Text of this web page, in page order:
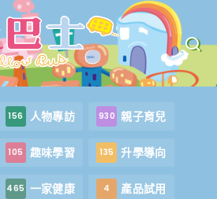
156 人物專訪 930 親子育兒
105 趣味學習 135 升學導向
465 一家健康 4 產品試用